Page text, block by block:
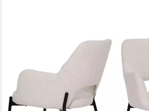
Armlehnstuhl (Set, 2 St), mit Rücken Cut-Out
203,81 € UVP 527,00 €
-61%
lieferbar - in 6-8 Werktagen bei dir